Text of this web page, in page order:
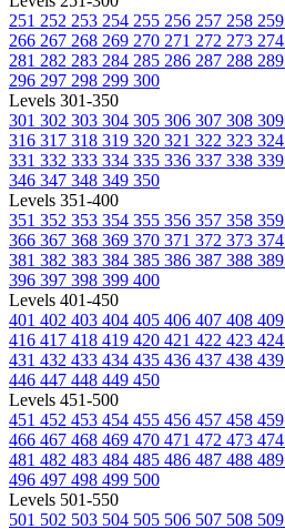
251 252 253 254 255 256 257 258 259
266 267 268 269 270 271 272 273 274
281 282 283 284 285 286 287 288 289
296 297 298 299 300
Levels 301-350
301 302 303 304 305 306 307 308 309
316 317 318 319 320 321 322 323 324
331 332 333 334 335 336 337 338 339
346 347 348 349 350
Levels 351-400
351 352 353 354 355 356 357 358 359
366 367 368 369 370 371 372 373 374
381 382 383 384 385 386 387 388 389
396 397 398 399 400
Levels 401-450
401 402 403 404 405 406 407 408 409
416 417 418 419 420 421 422 423 424
431 432 433 434 435 436 437 438 439
446 447 448 449 450
Levels 451-500
451 452 453 454 455 456 457 458 459
466 467 468 469 470 471 472 473 474
481 482 483 484 485 486 487 488 489
496 497 498 499 500
Levels 501-550
501 502 503 504 505 506 507 508 509